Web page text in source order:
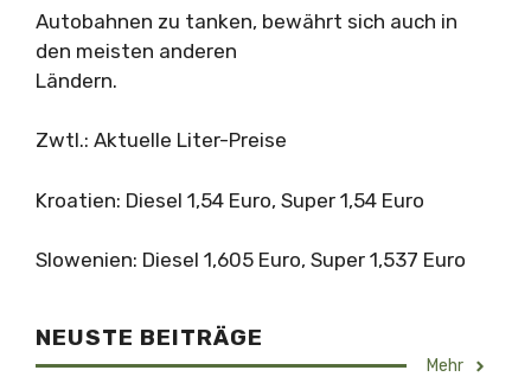
Autobahnen zu tanken, bewährt sich auch in
den meisten anderen
Ländern.
Zwtl.: Aktuelle Liter-Preise
Kroatien: Diesel 1,54 Euro, Super 1,54 Euro
Slowenien: Diesel 1,605 Euro, Super 1,537 Euro
NEUSTE BEITRÄGE
Mehr